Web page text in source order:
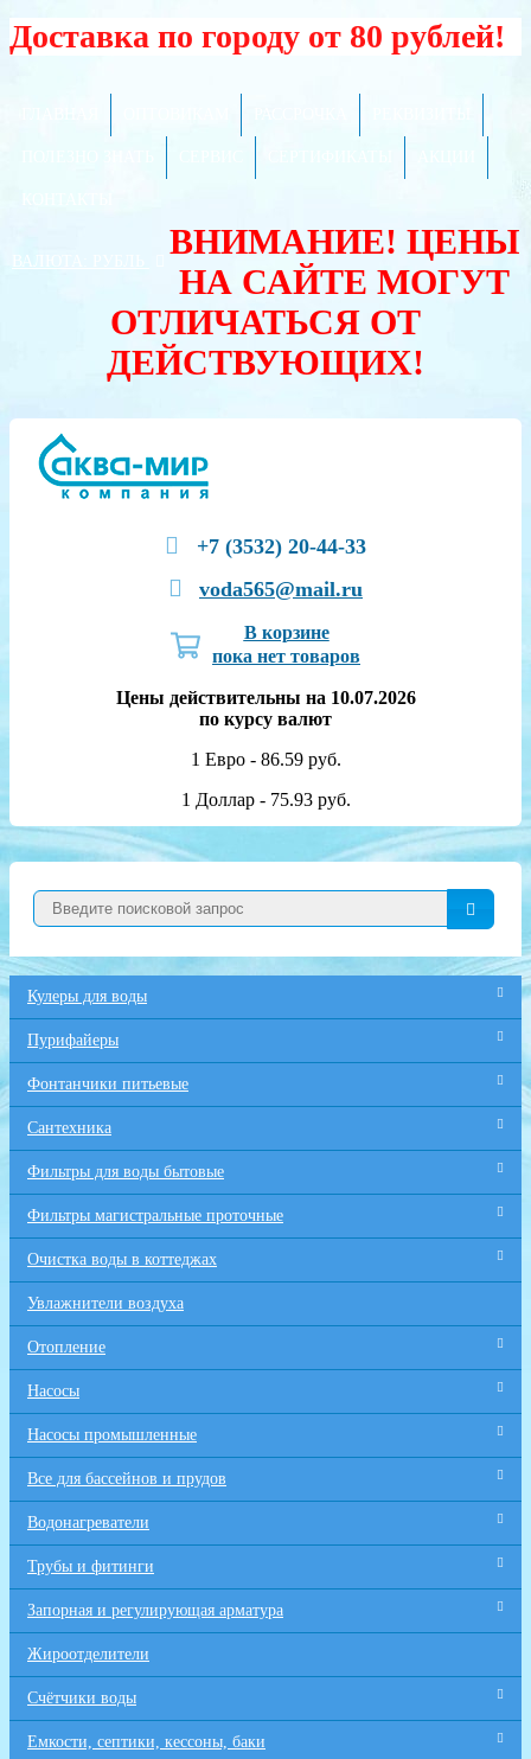
Доставка по городу от 80 рублей!
ВАЛЮТА:
ВНИМАНИЕ! ЦЕНЫ
НА САЙТЕ МОГУТ
ОТЛИЧАТЬСЯ ОТ
ДЕЙСТВУЮЩИХ!
+7 (3532) 20-44-33
voda565@mail.ru
В корзине
пока нет товаров
Цены действительны на 10.07.2026
по курсу валют
1 Евро - 86.59 руб.
1 Доллар - 75.93 руб.
Кулеры для воды
Пурифайеры
Фонтанчики питьевые
Сантехника
Фильтры для воды бытовые
Фильтры магистральные проточные
Очистка воды в коттеджах
Увлажнители воздуха
Отопление
Насосы
Насосы промышленные
Все для бaссейнов и прудов
Водонагреватели
Трубы и фитинги
Запорная и регулирующая арматура
Жироотделители
Счётчики воды
Емкости, септики, кессоны, баки